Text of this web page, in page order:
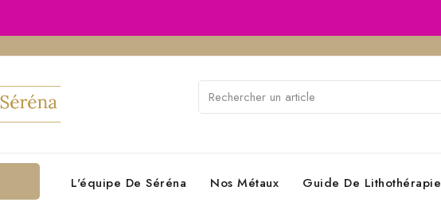
L'équipe De Séréna Nos Métaux Guide De Lithothérapie